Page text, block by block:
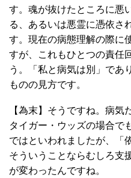
す。魂が抜けたところに悪
る、あるいは悪霊に憑依さ
す。現在の病態理解の際に
すが、これもひとつの責任
う。「私と病気は別」であ
ものの見方です。
【為末】そうですね。病気
タイガー・ウッズの場合で
ではといわれましたが、「
そういうことならむしろ支
が変わったんですね。